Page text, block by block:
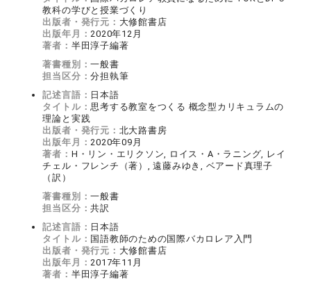
教科の学びと授業づくり
出版者・発行元： 大修館書店
出版年月：2020年12月
著者： 半田淳子編著
著書種別：一般書
担当区分：分担執筆
記述言語： 日本語
タイトル：思考する教室をつくる 概念型カリキュラムの
理論と実践
出版者・発行元： 北大路書房
出版年月：2020年09月
著者： H・リン・エリクソン, ロイス・A・ラニング, レイ
チェル・フレンチ（著）, 遠藤みゆき, ベアード真理子
（訳）
著書種別：一般書
担当区分：共訳
記述言語： 日本語
タイトル： 国語教師のための国際バカロレア入門
出版者・発行元： 大修館書店
出版年月：2017年11月
著者： 半田淳子編著